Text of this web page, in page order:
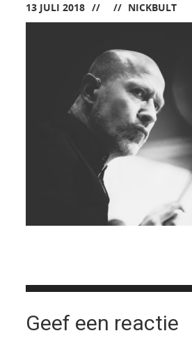
13 JULI 2018 NICKBULT
Geef een reactie